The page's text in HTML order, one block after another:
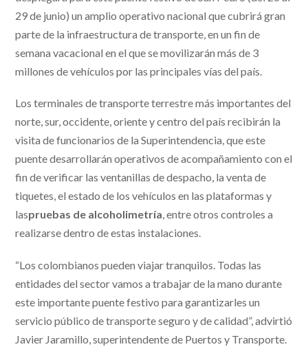
29 de junio) un amplio operativo nacional que cubrirá gran
parte de la infraestructura de transporte, en un fin de
semana vacacional en el que se movilizarán más de 3
millones de vehículos por las principales vías del país.
Los terminales de transporte terrestre más importantes del
norte, sur, occidente, oriente y centro del país recibirán la
visita de funcionarios de la Superintendencia, que este
puente desarrollarán operativos de acompañamiento con el
fin de verificar las ventanillas de despacho, la venta de
tiquetes, el estado de los vehículos en las plataformas y
laspruebas de alcoholimetría, entre otros controles a
realizarse dentro de estas instalaciones.
“Los colombianos pueden viajar tranquilos. Todas las
entidades del sector vamos a trabajar de la mano durante
este importante puente festivo para garantizarles un
servicio público de transporte seguro y de calidad”, advirtió
Javier Jaramillo, superintendente de Puertos y Transporte.